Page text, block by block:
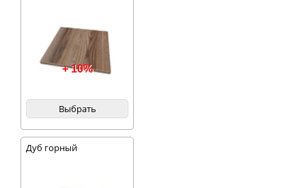
+ 10%
Выбрать
Дуб горный